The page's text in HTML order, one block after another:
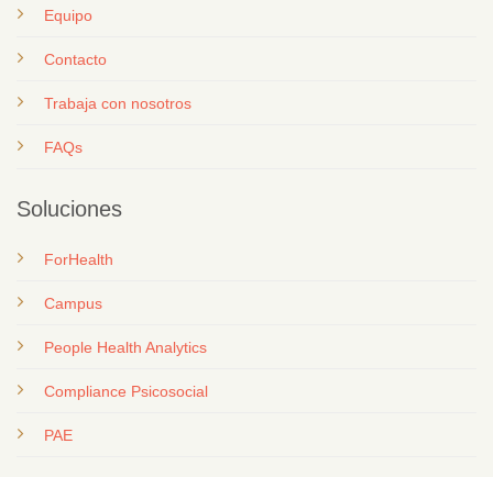
Equipo
Contacto
Trabaja con nosotros
FAQs
Soluciones
ForHealth
Campus
People Health Analytics
Compliance Psicosocial
PAE